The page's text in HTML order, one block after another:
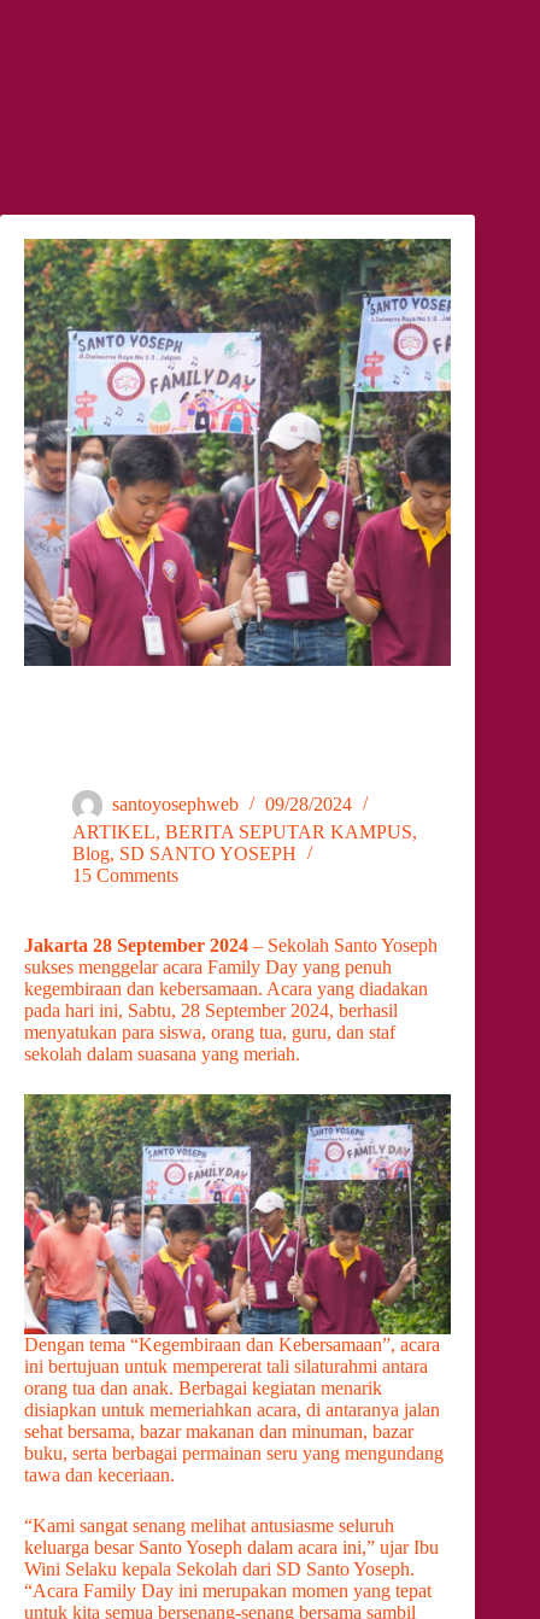
santoyosephweb
09/28/2024
ARTIKEL, BERITA SEPUTAR KAMPUS,
Blog, SD SANTO YOSEPH
15 Comments
Jakarta 28 September 2024 – Sekolah Santo Yoseph
sukses menggelar acara Family Day yang penuh
kegembiraan dan kebersamaan. Acara yang diadakan
pada hari ini, Sabtu, 28 September 2024, berhasil
menyatukan para siswa, orang tua, guru, dan staf
sekolah dalam suasana yang meriah.
Dengan tema “Kegembiraan dan Kebersamaan”, acara
ini bertujuan untuk mempererat tali silaturahmi antara
orang tua dan anak. Berbagai kegiatan menarik
disiapkan untuk memeriahkan acara, di antaranya jalan
sehat bersama, bazar makanan dan minuman, bazar
buku, serta berbagai permainan seru yang mengundang
tawa dan keceriaan.
“Kami sangat senang melihat antusiasme seluruh
keluarga besar Santo Yoseph dalam acara ini,” ujar Ibu
Wini Selaku kepala Sekolah dari SD Santo Yoseph.
“Acara Family Day ini merupakan momen yang tepat
untuk kita semua bersenang-senang bersama sambil